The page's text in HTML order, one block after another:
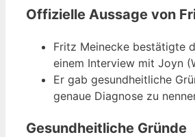
Offizielle Aussage von
Fritz Meinecke bestätigte
einem Interview mit Joyn
Er gab gesundheitliche
genaue Diagnose zu
Gesundheitliche Gründe